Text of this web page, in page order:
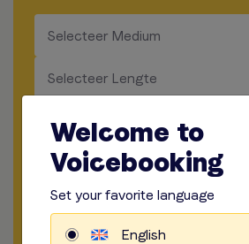
Selecteer Medium
​​​
Selecteer Lengte
​​​
Opname locatie
​​​
Manier van opnemen
​​​
Audio opties
​​​
Welcome to
Voicebooking
Set your favorite language
English